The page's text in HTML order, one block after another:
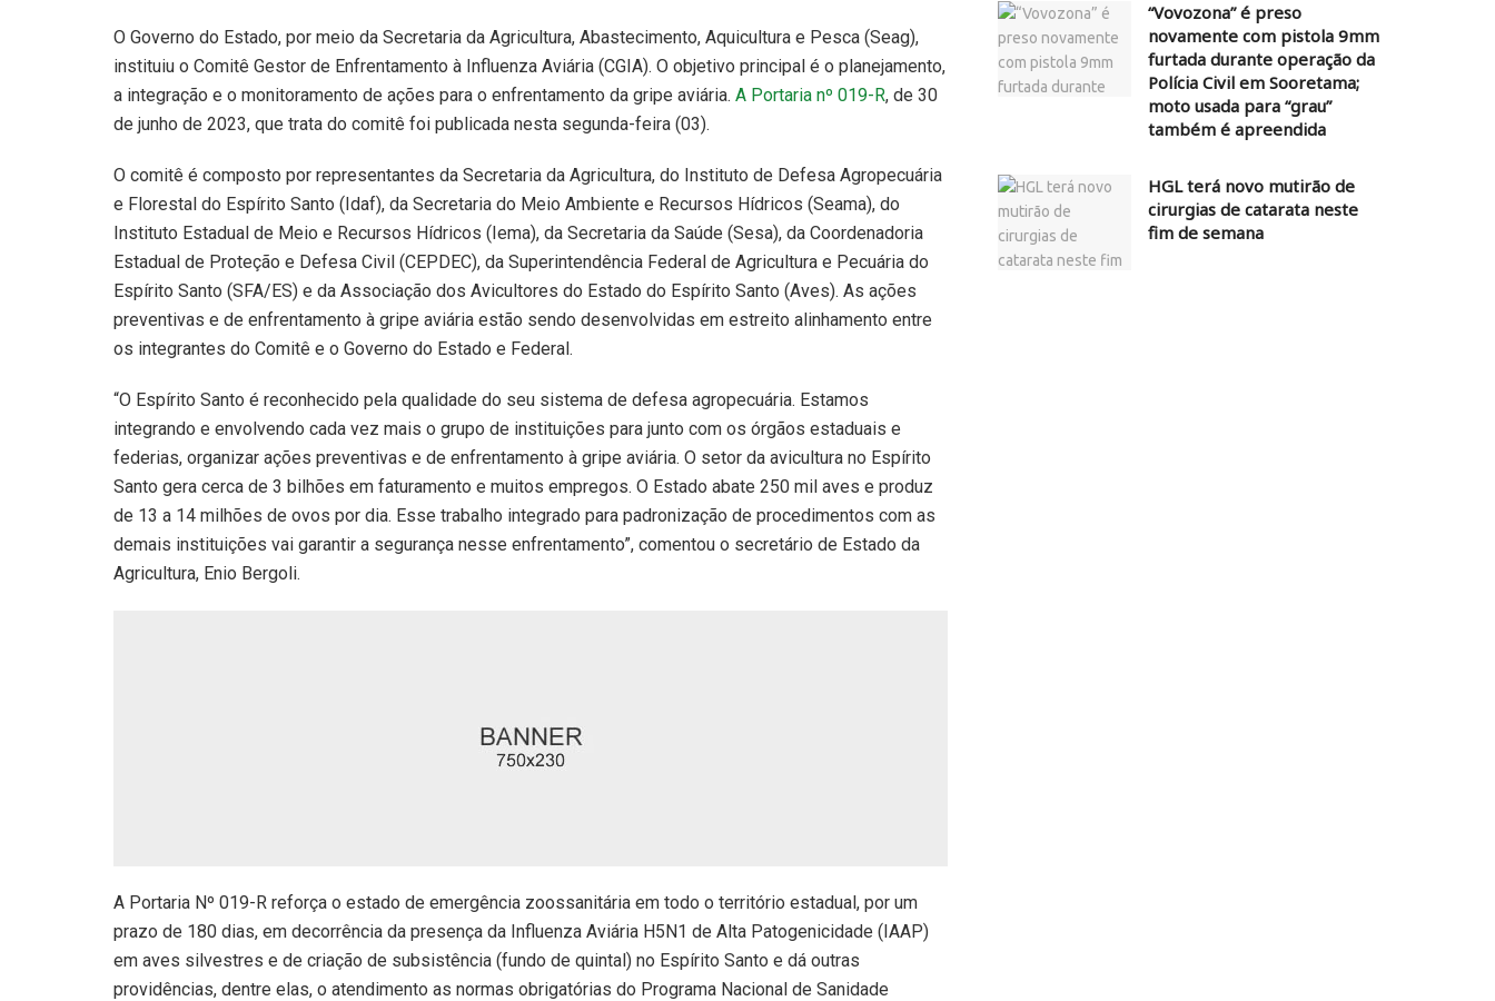
O Governo do Estado, por meio da Secretaria da Agricultura, Abastecimento, Aquicultura e Pesca (Seag),
instituiu o Comitê Gestor de Enfrentamento à Influenza Aviária (CGIA). O objetivo principal é o planejamento,
a integração e o monitoramento de ações para o enfrentamento da gripe aviária. A Portaria nº 019-R, de 30
de junho de 2023, que trata do comitê foi publicada nesta segunda-feira (03).
O comitê é composto por representantes da Secretaria da Agricultura, do Instituto de Defesa Agropecuária
e Florestal do Espírito Santo (Idaf), da Secretaria do Meio Ambiente e Recursos Hídricos (Seama), do
Instituto Estadual de Meio e Recursos Hídricos (Iema), da Secretaria da Saúde (Sesa), da Coordenadoria
Estadual de Proteção e Defesa Civil (CEPDEC), da Superintendência Federal de Agricultura e Pecuária do
Espírito Santo (SFA/ES) e da Associação dos Avicultores do Estado do Espírito Santo (Aves). As ações
preventivas e de enfrentamento à gripe aviária estão sendo desenvolvidas em estreito alinhamento entre
os integrantes do Comitê e o Governo do Estado e Federal.
“O Espírito Santo é reconhecido pela qualidade do seu sistema de defesa agropecuária. Estamos
integrando e envolvendo cada vez mais o grupo de instituições para junto com os órgãos estaduais e
federias, organizar ações preventivas e de enfrentamento à gripe aviária. O setor da avicultura no Espírito
Santo gera cerca de 3 bilhões em faturamento e muitos empregos. O Estado abate 250 mil aves e produz
de 13 a 14 milhões de ovos por dia. Esse trabalho integrado para padronização de procedimentos com as
demais instituições vai garantir a segurança nesse enfrentamento”, comentou o secretário de Estado da
Agricultura, Enio Bergoli.
A Portaria Nº 019-R reforça o estado de emergência zoossanitária em todo o território estadual, por um
prazo de 180 dias, em decorrência da presença da Influenza Aviária H5N1 de Alta Patogenicidade (IAAP)
em aves silvestres e de criação de subsistência (fundo de quintal) no Espírito Santo e dá outras
providências, dentre elas, o atendimento as normas obrigatórias do Programa Nacional de Sanidade
“Vovozona” é preso
novamente com pistola 9mm
furtada durante operação da
Polícia Civil em Sooretama;
moto usada para “grau”
também é apreendida
HGL terá novo mutirão de
cirurgias de catarata neste
fim de semana